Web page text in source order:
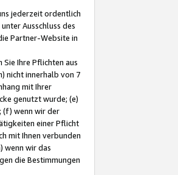
jederzeit ordentlich
Ausschluss des
Partner-Website in
Ihre Pflichten aus
nicht innerhalb von 7
mit Ihrer
genutzt wurde; (e)
(f) wenn wir der
einer Pflicht
mit Ihnen verbunden
wenn wir das
die Bestimmungen